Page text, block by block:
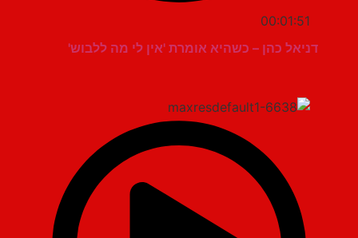
00:01:51
דניאל כהן – כשהיא אומרת 'אין לי מה ללבוש'